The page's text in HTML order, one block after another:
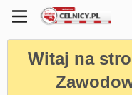
Witaj na